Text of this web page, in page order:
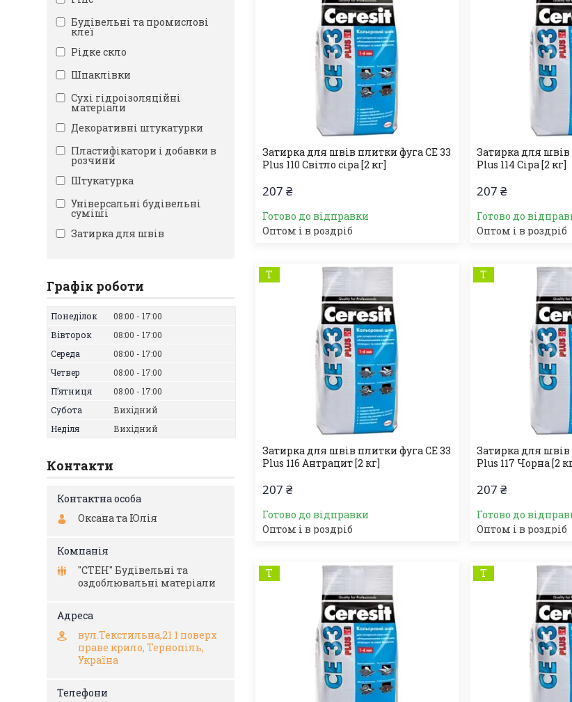
Затирка для швів плитки фуга СЕ 33
Plus 110 Світло сіра [2 кг]
207 ₴
Готово до відправки
Оптом і в роздріб
Затирка для швів
Plus 114 Сіра [2 кг]
207 ₴
Готово до
Оптом і в роздріб
Т
Затирка для швів плитки фуга СЕ 33
Plus 116 Антрацит [2 кг]
207 ₴
Готово до відправки
Оптом і в роздріб
Т
Затирка для швів
Plus 117 Чорна [2
207 ₴
Готово до
Оптом і в роздріб
Т Т
Будівельні та промислові
клеї
Рідке скло
Шпаклівки
Сухі гідроізоляційні
матеріали
Декоративні штукатурки
Пластифікатори і добавки в
розчини
Штукатурка
Універсальні будівельні
суміші
Затирка для швів
Графік роботи
Понеділок 08:00
17:00
Вівторок
08:00
17:00
Середа
08:00
17:00
Четвер
08:00
17:00
Пʼятниця
08:00
17:00
Субота
Вихідний
Неділя
Вихідний
Контакти
Оксана та Юлія
"СТЕН" Будівельні та
оздоблювальні матеріали
вул.Текстильна,21 1 поверх
праве крило, Тернопіль,
Україна